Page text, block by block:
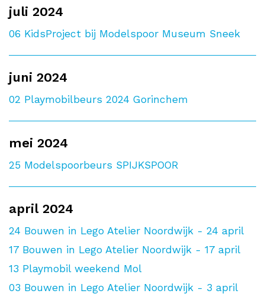
juli 2024
06 KidsProject bij Modelspoor Museum Sneek
juni 2024
02 Playmobilbeurs 2024 Gorinchem
mei 2024
25 Modelspoorbeurs SPIJKSPOOR
april 2024
24 Bouwen in Lego Atelier Noordwijk - 24 april
17 Bouwen in Lego Atelier Noordwijk - 17 april
13 Playmobil weekend Mol
03 Bouwen in Lego Atelier Noordwijk - 3 april